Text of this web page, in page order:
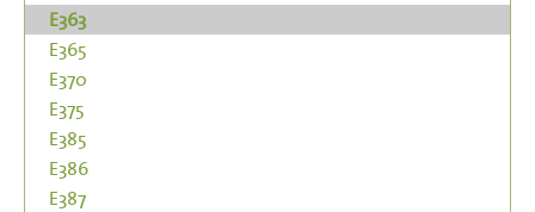
E363
E365
E370
E375
E385
E386
E387